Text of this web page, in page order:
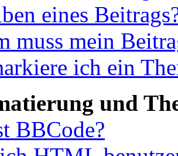
eines
muss mein
ich ein
und
BBCode?